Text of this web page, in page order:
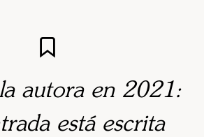
autora en 2021:
está escrita